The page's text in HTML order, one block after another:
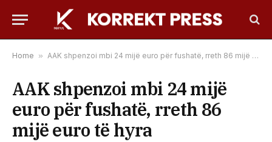
Home » AAK shpenzoi mbi 24 mijë euro për fushatë, rreth 86 mijë euro të hyra
AAK shpenzoi mbi 24 mijë
euro për fushatë, rreth 86
mijë euro të hyra